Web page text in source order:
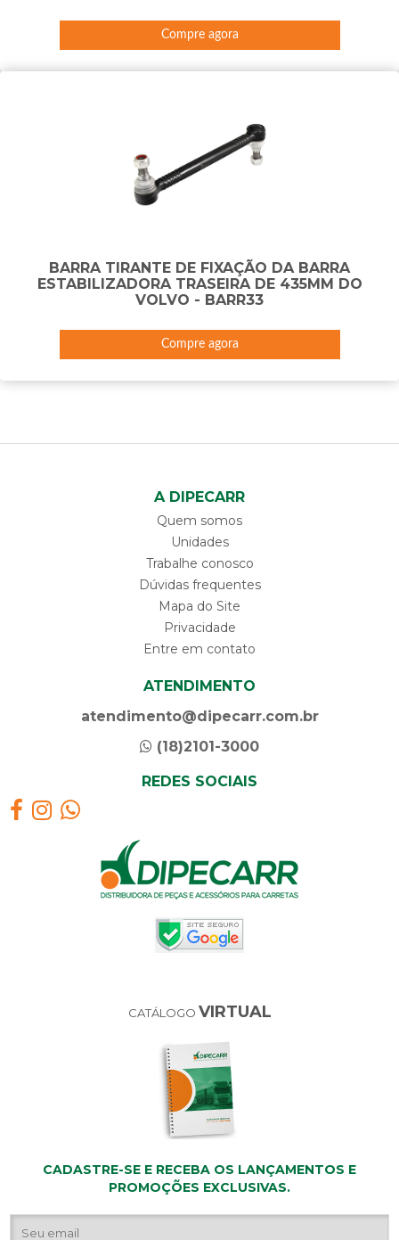
Compre agora
BARRA TIRANTE DE FIXAÇÃO DA BARRA
ESTABILIZADORA TRASEIRA DE 435MM DO
VOLVO - BARR33
Compre agora
A DIPECARR
Quem somos
Unidades
Trabalhe conosco
Dúvidas frequentes
Mapa do Site
Privacidade
Entre em contato
ATENDIMENTO
atendimento@dipecarr.com.br
(18)2101-3000
REDES SOCIAIS
CATÁLOGO VIRTUAL
CADASTRE-SE E RECEBA OS LANÇAMENTOS E
PROMOÇÕES EXCLUSIVAS.